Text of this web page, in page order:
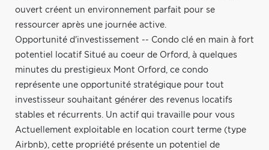
ouvert créent un environnement parfait pour se
ressourcer après une journée active.
Opportunité d'investissement -- Condo clé en main à fort
potentiel locatif Situé au coeur de Orford, à quelques
minutes du prestigieux Mont Orford, ce condo
représente une opportunité stratégique pour tout
investisseur souhaitant générer des revenus locatifs
stables et récurrents. Un actif qui travaille pour vous
Actuellement exploitable en location court terme (type
Airbnb), cette propriété présente un potentiel de